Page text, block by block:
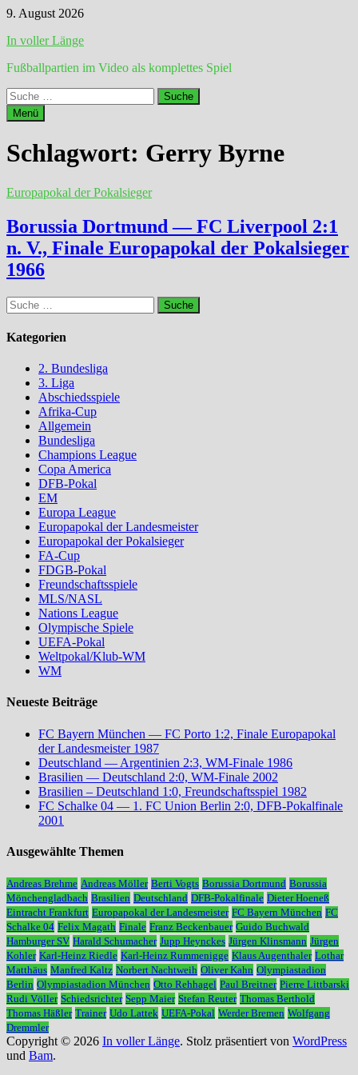
Zum
springen
9. August 2026
In voller Länge
Fußballpartien im Video als komplettes Spiel
Suche
nach:
Menü
Schlagwort: Gerry Byrne
Europapokal der Pokalsieger
Borussia Dortmund — FC Liverpool 2:1
n. V., Finale Europapokal der Pokalsieger
1966
Suche
nach:
Kategorien
2. Bundesliga
3. Liga
Abschiedsspiele
Afrika-Cup
Allgemein
Bundesliga
Champions League
Copa America
DFB-Pokal
EM
Europa League
Europapokal der Landesmeister
Europapokal der Pokalsieger
FA-Cup
FDGB-Pokal
Freundschaftsspiele
MLS/NASL
Nations League
Olympische Spiele
UEFA-Pokal
Weltpokal/Klub-WM
WM
Neueste Beiträge
FC Bayern München — FC Porto 1:2, Finale Europapokal
der Landesmeister 1987
Deutschland — Argentinien 2:3, WM-Finale 1986
Brasilien — Deutschland 2:0, WM-Finale 2002
Brasilien – Deutschland 1:0, Freundschaftsspiel 1982
FC Schalke 04 — 1. FC Union Berlin 2:0, DFB-Pokalfinale
2001
Ausgewählte Themen
Andreas Brehme Andreas Möller Berti Vogts Borussia Dortmund Borussia
Mönchengladbach Brasilien Deutschland DFB-Pokalfinale Dieter Hoeneß
Eintracht Frankfurt Europapokal der Landesmeister FC Bayern München FC
Schalke 04 Felix Magath Finale Franz Beckenbauer Guido Buchwald
Hamburger SV Harald Schumacher Jupp Heynckes Jürgen Klinsmann Jürgen
Kohler Karl-Heinz Riedle Karl-Heinz Rummenigge Klaus Augenthaler Lothar
Matthäus Manfred Kaltz Norbert Nachtweih Oliver Kahn Olympiastadion
Berlin Olympiastadion München Otto Rehhagel Paul Breitner Pierre Littbarski
Rudi Völler Schiedsrichter Sepp Maier Stefan Reuter Thomas Berthold
Thomas Häßler Trainer Udo Lattek UEFA-Pokal Werder Bremen Wolfgang
Dremmler
Copyright © 2026 In voller Länge. Stolz präsentiert von WordPress
und Bam.